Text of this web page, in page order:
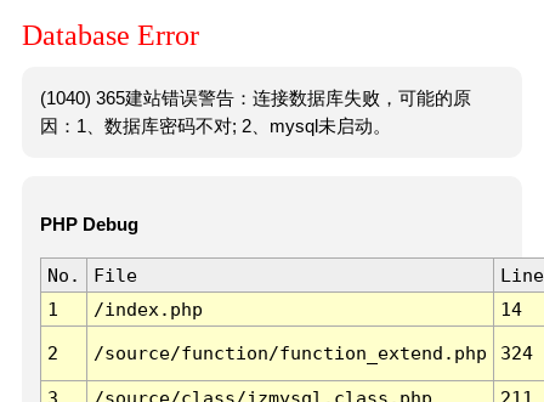
Database Error
(1040) 365建站错误警告：连接数据库失败，可能的原
因：1、数据库密码不对; 2、mysql未启动。
PHP Debug
No. File
Line
1
/index.php 14
2 /source/function/function_extend.php 324
3 /source/class/jzmysql.class.php
211